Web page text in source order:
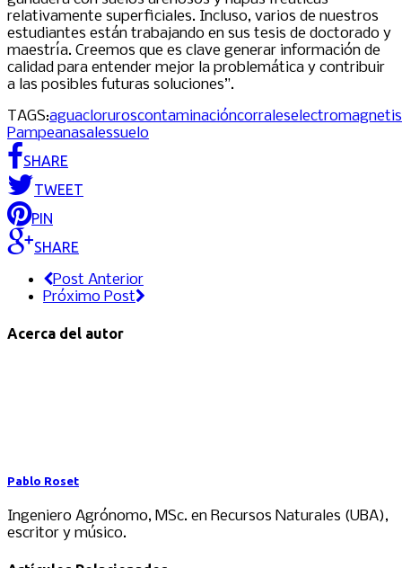
relativamente superficiales. Incluso, varios de nuestros
estudiantes están trabajando en sus tesis de doctorado y
maestría. Creemos que es clave generar información de
calidad para entender mejor la problemática y contribuir
a las posibles futuras soluciones”.
TAGS:aguacloruroscontaminacióncorrales
Pampeanasalessuelo
SHARE
TWEET
PIN
SHARE
Post Anterior
Próximo Post
Acerca del autor
Pablo Roset
Ingeniero Agrónomo, MSc. en Recursos Naturales (UBA),
escritor y músico.